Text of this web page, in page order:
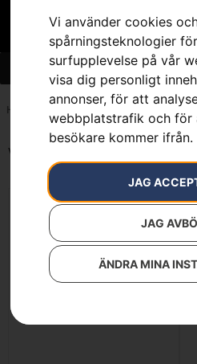
Vi använder cookies
spårningsteknologier
surfupplevelse på vår
visa dig personligt
annonser, för att
webbplatstrafik och för
besökare kommer ifrån.
JAG
JAG
ÄNDRA MINA
Hem
Visar alla 3 resultat